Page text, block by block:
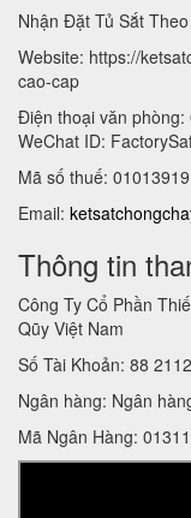
Nhận Đặt Tủ Sắt
Website: https://
cao-cap
Điện thoại văn phòng:
WeChat ID:
Mã số thuế:
Email:
Thông tin
Công Ty Cổ Phần
Qũy Việt Nam
Số Tài Khoản: 88
Ngân hàng: Ngân
Mã Ngân Hàng: